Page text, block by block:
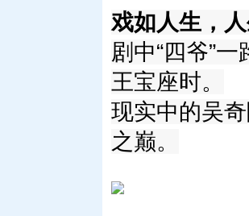
戏如人生，
剧中“四爷”
王宝座时。
现实中的吴
之巅。